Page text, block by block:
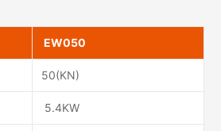
EW050
50(KN)
5.4KW